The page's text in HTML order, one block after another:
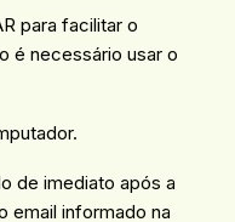
para facilitar o
é necessário usar o
de imediato após a
email informado na